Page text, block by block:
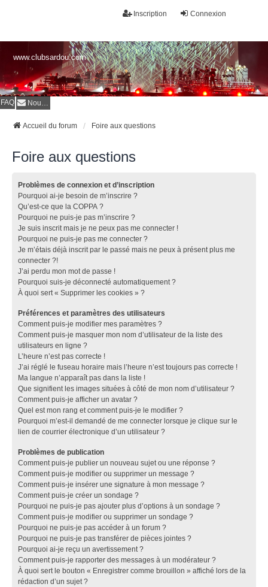
Connexion
Inscription
www.clubsardou.com
FAQ Nous contacter
Accueil du forum Foire aux questions
Foire aux questions
Problèmes de connexion et d’inscription
Pourquoi ai-je besoin de m’inscrire ?
Qu’est-ce que la COPPA ?
Pourquoi ne puis-je pas m’inscrire ?
Je suis inscrit mais je ne peux pas me connecter !
Pourquoi ne puis-je pas me connecter ?
Je m’étais déjà inscrit par le passé mais ne peux à présent plus me
connecter ?!
J’ai perdu mon mot de passe !
Pourquoi suis-je déconnecté automatiquement ?
À quoi sert « Supprimer les cookies » ?
Préférences et paramètres des utilisateurs
Comment puis-je modifier mes paramètres ?
Comment puis-je masquer mon nom d’utilisateur de la liste des
utilisateurs en ligne ?
L’heure n’est pas correcte !
J’ai réglé le fuseau horaire mais l’heure n’est toujours pas correcte !
Ma langue n’apparaît pas dans la liste !
Que signifient les images situées à côté de mon nom d’utilisateur ?
Comment puis-je afficher un avatar ?
Quel est mon rang et comment puis-je le modifier ?
Pourquoi m’est-il demandé de me connecter lorsque je clique sur le
lien de courrier électronique d’un utilisateur ?
Problèmes de publication
Comment puis-je publier un nouveau sujet ou une réponse ?
Comment puis-je modifier ou supprimer un message ?
Comment puis-je insérer une signature à mon message ?
Comment puis-je créer un sondage ?
Pourquoi ne puis-je pas ajouter plus d’options à un sondage ?
Comment puis-je modifier ou supprimer un sondage ?
Pourquoi ne puis-je pas accéder à un forum ?
Pourquoi ne puis-je pas transférer de pièces jointes ?
Pourquoi ai-je reçu un avertissement ?
Comment puis-je rapporter des messages à un modérateur ?
À quoi sert le bouton « Enregistrer comme brouillon » affiché lors de la
rédaction d’un sujet ?